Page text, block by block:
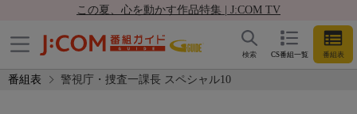
この夏、心を動かす作品特集 | J:COM TV
CS番組一覧 番組表
検索
番組表 警視庁・捜査一課長 スペシャル10